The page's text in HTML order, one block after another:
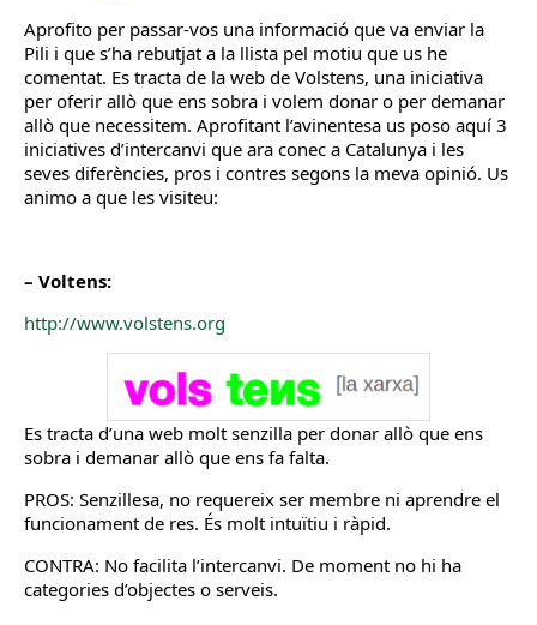
Aprofito per passar-vos una informació que va enviar la
Pili i que s’ha rebutjat a la llista pel motiu que us he
comentat. Es tracta de la web de Volstens, una iniciativa
per oferir allò que ens sobra i volem donar o per demanar
allò que necessitem. Aprofitant l’avinentesa us poso aquí 3
iniciatives d’intercanvi que ara conec a Catalunya i les
seves diferències, pros i contres segons la meva opinió. Us
animo a que les visiteu:
– Voltens:
http://www.volstens.org
Es tracta d’una web molt senzilla per donar allò que ens
sobra i demanar allò que ens fa falta.
PROS: Senzillesa, no requereix ser membre ni aprendre el
funcionament de res. És molt intuïtiu i ràpid.
CONTRA: No facilita l’intercanvi. De moment no hi ha
categories d’objectes o serveis.